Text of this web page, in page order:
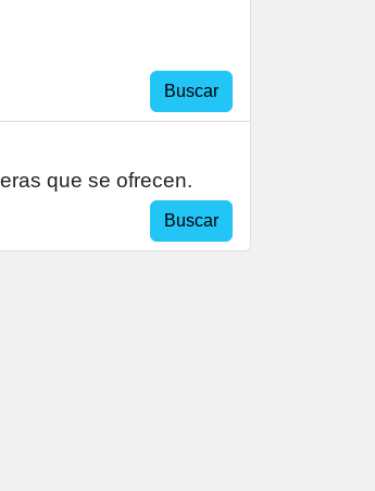
Buscar
que se ofrecen.
Buscar